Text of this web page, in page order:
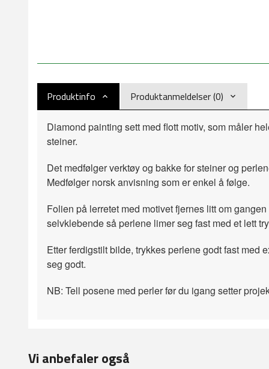
Produktinfo Produktanmeldelser (0)
Diamond painting sett med flott motiv, som måler
steiner.
Det medfølger verktøy og bakke for steiner og
Medfølger norsk anvisning som er enkel å følge.
Folien på lerretet med motivet fjernes litt om
selvklebende så perlene limer seg fast med et lett
Etter ferdigstilt bilde, trykkes perlene godt fast med
seg godt.
NB: Tell posene med perler før du igang setter
Vi anbefaler også